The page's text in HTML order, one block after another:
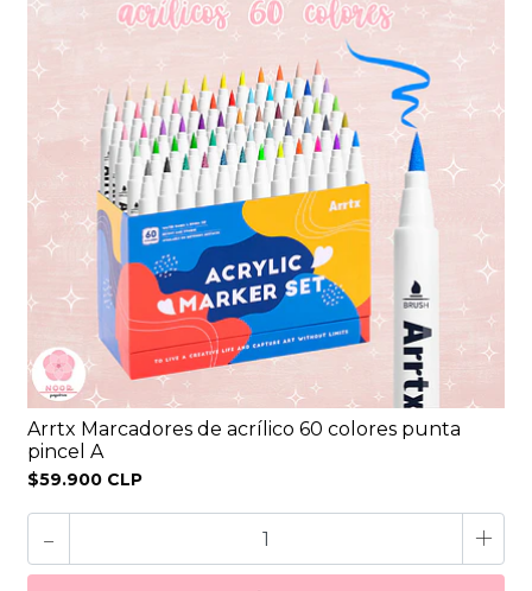
Arrtx Marcadores de acrílico 60 colores punta
pincel A
$59.900 CLP
- +